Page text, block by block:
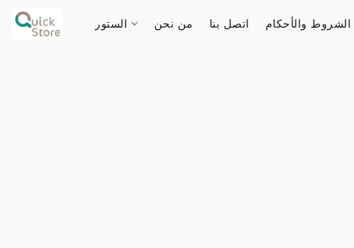
من نحن اتصل بنا الشروط والأحكام